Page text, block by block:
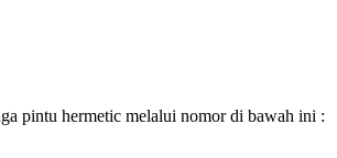
pintu hermetic melalui nomor di bawah ini :